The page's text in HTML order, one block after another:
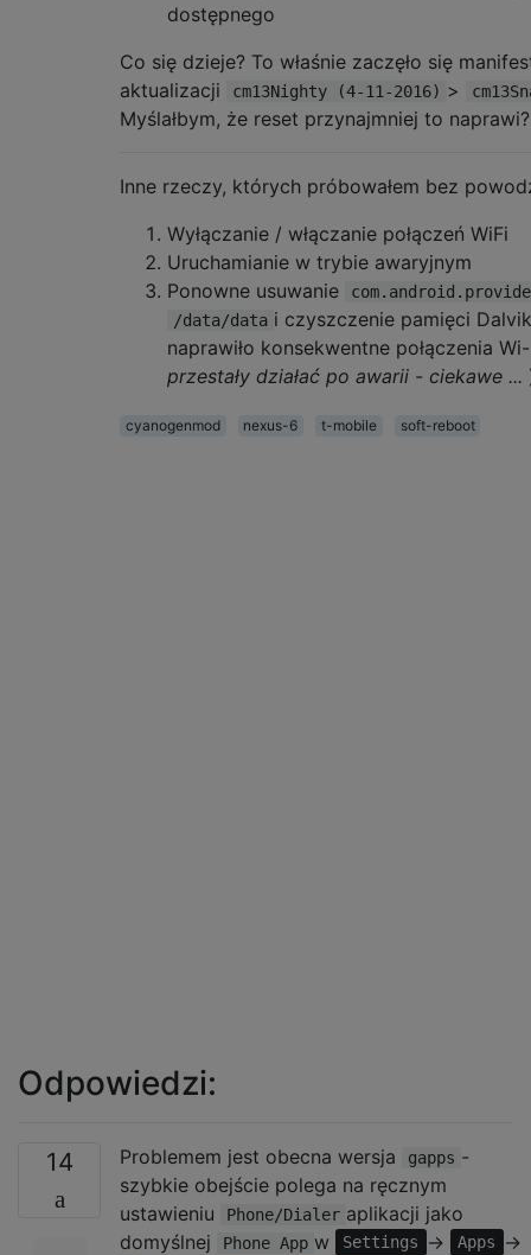
dostępnego
Co się dzieje? To właśnie zaczęło się
aktualizacji
cm13Nighty (4-11-2016) >
Myślałbym, że reset przynajmniej to naprawi?
Inne rzeczy, których próbowałem bez
Wyłączanie / włączanie połączeń WiFi
Uruchamianie w trybie awaryjnym
Ponowne usuwanie
/data/data i czyszczenie pamięci
naprawiło konsekwentne połączenia
przestały działać po awarii - ciekawe ...
cyanogenmod nexus-6 t-mobile soft-reboot
Odpowiedzi:
14 Problemem jest obecna wersja gapps -
szybkie obejście polega na ręcznym
ustawieniu
Phone/Dialer aplikacji jako
domyślnej
Phone App w Settings -> Apps
->